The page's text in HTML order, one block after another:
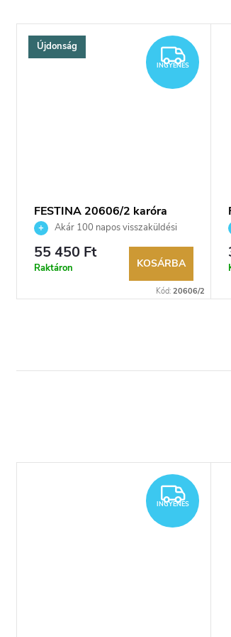
INGYENES
Újdonság
INGYENES
FESTINA 20606/2 karóra
Akár 100 napos visszaküldési
lehetőség. Hivatalos márkakereskedő.
55 450 Ft
Raktáron KOSÁRBA
Kód: 20606/2
INGYENES